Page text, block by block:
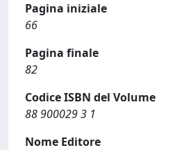
Pagina iniziale
66
Pagina finale
82
Codice ISBN del Volume
88 900029 3 1
Nome Editore